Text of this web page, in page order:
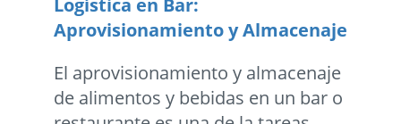
Logística en Bar:
Aprovisionamiento y Almacenaje
El aprovisionamiento y almacenaje
de alimentos y bebidas en un bar o